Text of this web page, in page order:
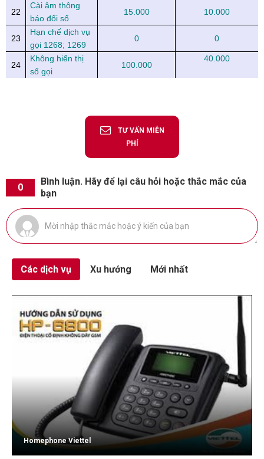
22
Cài âm thông
báo đổi số
15.000 10.000
23
Hạn chế dịch vụ
gọi 1268; 1269
0 0
24
Không hiển thị
số gọi
100.000
40.000
TƯ VẤN MIỄN
PHÍ
0
Bình luận. Hãy để lại câu hỏi hoặc thắc mắc của
bạn
Các dịch vụ Xu hướng Mới nhất
Homephone Viettel